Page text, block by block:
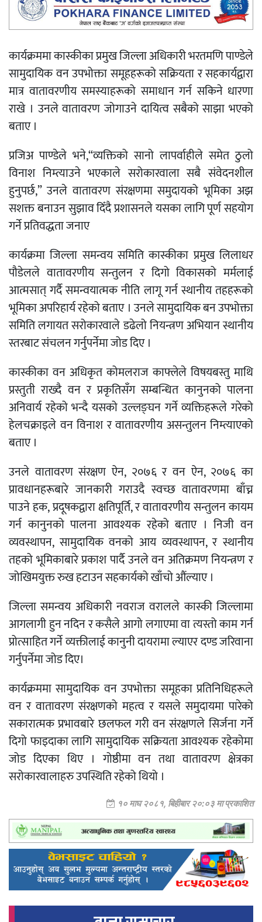
कार्यक्रममा कास्कीका प्रमुख जिल्ला अधिकारी भरतमणि पाण्डेले
सामुदायिक वन उपभोक्ता समूहहरूको सक्रियता र सहकार्यद्वारा
मात्र वातावरणीय समस्याहरूको समाधान गर्न सकिने धारणा
राखे । उनले वातावरण जोगाउने दायित्व सबैको साझा भएको
बताए ।
प्रजिअ पाण्डेले भने,“व्यक्तिको सानो लापर्वाहीले समेत ठुलो
विनाश निम्त्याउने भएकाले सरोकारवाला सबै संवेदनशील
हुनुपर्छ,” उनले वातावरण संरक्षणमा समुदायको भूमिका अझ
सशक्त बनाउन सुझाव दिँदै प्रशासनले यसका लागि पूर्ण सहयोग
गर्ने प्रतिवद्धता जनाए
कार्यक्रमा जिल्ला समन्वय समिति कास्कीका प्रमुख लिलाधर
पौडेलले वातावरणीय सन्तुलन र दिगो विकासको मर्मलाई
आत्मसात् गर्दै समन्वयात्मक नीति लागू गर्न स्थानीय तहहरूको
भूमिका अपरिहार्य रहेको बताए । उनले सामुदायिक बन उपभोक्ता
समिति लगायत सरोकारवाले डढेलो नियन्त्रण अभियान स्थानीय
स्तरबाट संचलन गर्नुपर्नेमा जोड दिए ।
कास्कीका वन अधिकृत कोमलराज काफ्लेले विषयबस्तु माथि
प्रस्तुती राख्दै वन र प्रकृतिसँग सम्बन्धित कानुनको पालना
अनिवार्य रहेको भन्दै यसको उल्लङ्घन गर्ने व्यक्तिहरूले गरेको
हेलचक्राइले वन विनाश र वातावरणीय असन्तुलन निम्त्याएको
बताए ।
उनले वातावरण संरक्षण ऐन, २०७६ र वन ऐन, २०७६ का
प्रावधानहरूबारे जानकारी गराउदै स्वच्छ वातावरणमा बाँच्न
पाउने हक, प्रदूषकद्वारा क्षतिपूर्ति, र वातावरणीय सन्तुलन कायम
गर्न कानुनको पालना आवश्यक रहेको बताए । निजी वन
व्यवस्थापन, सामुदायिक वनको आय व्यवस्थापन, र स्थानीय
तहको भूमिकाबारे प्रकाश पार्दै उनले वन अतिक्रमण नियन्त्रण र
जोखिमयुक्त रुख हटाउन सहकार्यको खाँचो औंल्याए ।
जिल्ला समन्वय अधिकारी नवराज वरालले कास्की जिल्लामा
आगलागी हुन नदिन र कसैले आगो लगाएमा वा त्यस्तो काम गर्न
प्रोत्साहित गर्ने व्यक्तीलाई कानुनी दायरामा ल्याएर दण्ड जरिवाना
गर्नुपर्नेमा जोड दिए।
कार्यक्रममा सामुदायिक वन उपभोक्ता समूहका प्रतिनिधिहरूले
वन र वातावरण संरक्षणको महत्व र यसले समुदायमा पारेको
सकारात्मक प्रभावबारे छलफल गरी वन संरक्षणले सिर्जना गर्ने
दिगो फाइदाका लागि सामुदायिक सक्रियता आवश्यक रहेकोमा
जोड दिएका थिए । गोष्ठीमा वन तथा वातावरण क्षेत्रका
सरोकारवालाहरु उपस्थिति रहेको थियो ।
१० माघ २०८१, बिहीबार २०:०३ मा प्रकाशित